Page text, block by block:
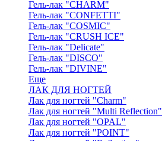
Гель-лак "CHARM"
Гель-лак "CONFETTI"
Гель-лак "COSMIC"
Гель-лак "CRUSH ICE"
Гель-лак "Delicate"
Гель-лак "DISCO"
Гель-лак "DIVINE"
Еще
ЛАК ДЛЯ НОГТЕЙ
Лак для ногтей "Charm"
Лак для ногтей "Multi Reflection"
Лак для ногтей "OPAL"
Лак для ногтей "POINT"